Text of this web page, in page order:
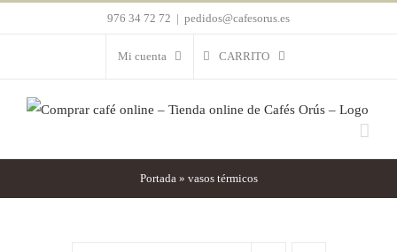
976 34 72 72 | pedidos@cafesorus.es
Mi cuenta CARRITO
Portada » vasos térmicos